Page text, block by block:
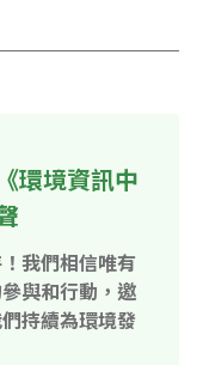
環境資訊中
我們相信唯有
與和行動，邀
持續為環境發